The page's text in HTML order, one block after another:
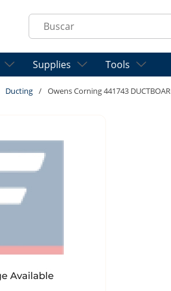
Site Search
Supplies Tools
Ducting / Owens Corning 441743